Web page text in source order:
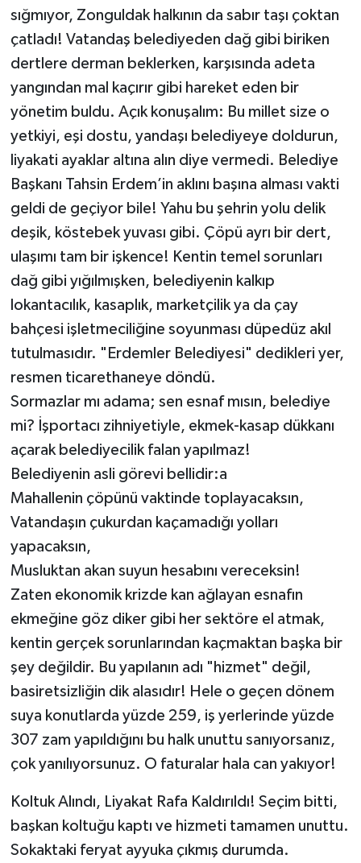
sığmıyor, Zonguldak halkının da sabır taşı çoktan
çatladı! Vatandaş belediyeden dağ gibi biriken
dertlere derman beklerken, karşısında adeta
yangından mal kaçırır gibi hareket eden bir
yönetim buldu. Açık konuşalım: Bu millet size o
yetkiyi, eşi dostu, yandaşı belediyeye doldurun,
liyakati ayaklar altına alın diye vermedi. Belediye
Başkanı Tahsin Erdem’in aklını başına alması vakti
geldi de geçiyor bile! Yahu bu şehrin yolu delik
deşik, köstebek yuvası gibi. Çöpü ayrı bir dert,
ulaşımı tam bir işkence! Kentin temel sorunları
dağ gibi yığılmışken, belediyenin kalkıp
lokantacılık, kasaplık, marketçilik ya da çay
bahçesi işletmeciliğine soyunması düpedüz akıl
tutulmasıdır. "Erdemler Belediyesi" dedikleri yer,
resmen ticarethaneye döndü.
​Sormazlar mı adama; sen esnaf mısın, belediye
mi? İşportacı zihniyetiyle, ekmek-kasap dükkanı
açarak belediyecilik falan yapılmaz!
Belediyenin asli görevi bellidir:a
​Mahallenin çöpünü vaktinde toplayacaksın,
​Vatandaşın çukurdan kaçamadığı yolları
yapacaksın,
​Musluktan akan suyun hesabını vereceksin!
​Zaten ekonomik krizde kan ağlayan esnafın
ekmeğine göz diker gibi her sektöre el atmak,
kentin gerçek sorunlarından kaçmaktan başka bir
şey değildir. Bu yapılanın adı "hizmet" değil,
basiretsizliğin dik alasıdır! Hele o geçen dönem
suya konutlarda yüzde 259, iş yerlerinde yüzde
307 zam yapıldığını bu halk unuttu sanıyorsanız,
çok yanılıyorsunuz. O faturalar hala can yakıyor!
​Koltuk Alındı, Liyakat Rafa Kaldırıldı! Seçim bitti,
başkan koltuğu kaptı ve hizmeti tamamen unuttu.
Sokaktaki feryat ayyuka çıkmış durumda.